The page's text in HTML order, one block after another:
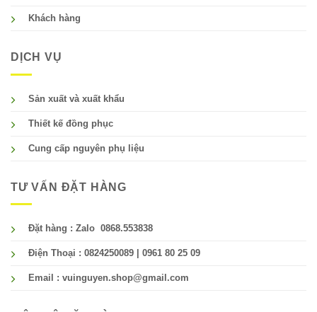
Khách hàng
DỊCH VỤ
Sản xuất và xuất khẩu
Thiết kế đồng phục
Cung cấp nguyên phụ liệu
TƯ VẤN ĐẶT HÀNG
Đặt hàng : Zalo 0868.553838
Điện Thoại : 0824250089 | 0961 80 25 09
Email : vuinguyen.shop@gmail.com